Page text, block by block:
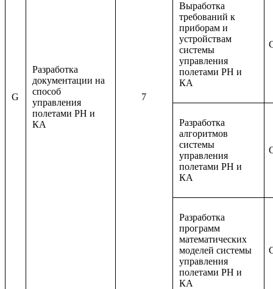
G
Разработка
документации на
способ
управления
полетами РН и
КА
7
Выработка
требований к
приборам и
устройствам
системы
управления
полетами РН и
КА
Разработка
алгоритмов
системы
управления
полетами РН и
КА
Разработка
программ
математических
моделей системы
управления
полетами РН и
КА